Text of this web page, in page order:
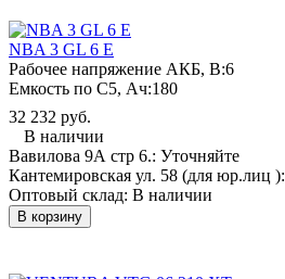
NBA 3 GL 6 E
Рабочее напряжение АКБ, B:6
Емкость по С5, Ач:180
32 232 руб.
В наличии
Вавилова 9А стр 6.: Уточняйте
Кантемировская ул. 58 (для юр.лиц ):
Оптовый склад: В наличии
В корзину